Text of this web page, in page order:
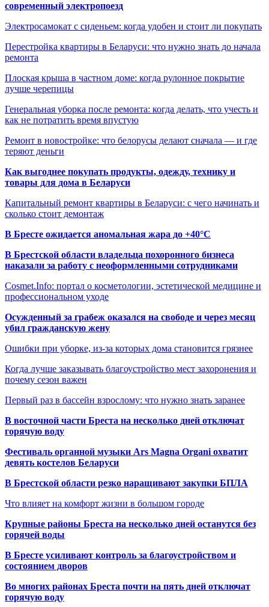
современный электропоезд
Электросамокат с сиденьем: когда удобен и стоит ли покупать
Перестройка квартиры в Беларуси: что нужно знать до начала
ремонта
Плоская крыша в частном доме: когда рулонное покрытие
лучше черепицы
Генеральная уборка после ремонта: когда делать, что учесть и
как не потратить время впустую
Ремонт в новостройке: что белорусы делают сначала — и где
теряют деньги
Как выгоднее покупать продукты, одежду, технику и
товары для дома в Беларуси
Капитальный ремонт квартиры в Беларуси: с чего начинать и
сколько стоит демонтаж
В Бресте ожидается аномальная жара до +40°C
В Брестской области владельца похоронного бизнеса
наказали за работу с неоформленными сотрудниками
Cosmet.Info: портал о косметологии, эстетической медицине и
профессиональном уходе
Осужденный за грабеж оказался на свободе и через месяц
убил гражданскую жену
Ошибки при уборке, из-за которых дома становится грязнее
Когда лучше заказывать благоустройство мест захоронения и
почему сезон важен
Первый раз в бассейн взрослому: что нужно знать заранее
В восточной части Бреста на несколько дней отключат
горячую воду
Фестиваль органной музыки Ars Magna Organi охватит
девять костелов Беларуси
В Брестской области резко наращивают закупки БПЛА
Что влияет на комфорт жизни в большом городе
Крупные районы Бреста на несколько дней останутся без
горячей воды
В Бресте усиливают контроль за благоустройством и
состоянием дворов
Во многих районах Бреста почти на пять дней отключат
горячую воду